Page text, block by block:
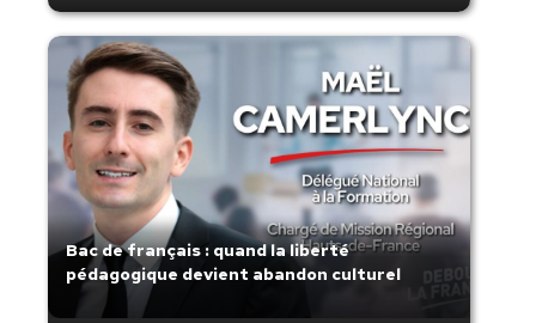
Bac de français : quand la liberté
pédagogique devient abandon culturel